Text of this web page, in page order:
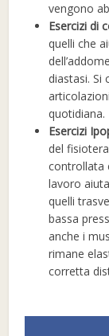
vengono
Esercizi di
quelli che
diastasi. Si
quotidiana.
Esercizi
del
controllata
lavoro
quelli
bassa
anche i
rimane
corretta